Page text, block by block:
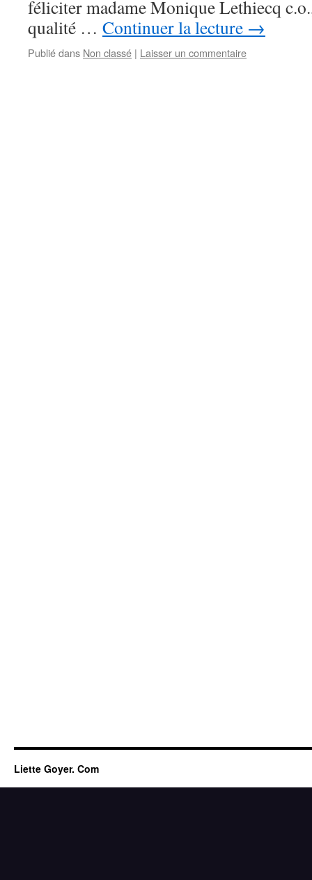
féliciter madame Monique Lethiecq
qualité … Continuer la lecture →
Publié dans Non classé | Laisser un commentaire
Liette Goyer. Com